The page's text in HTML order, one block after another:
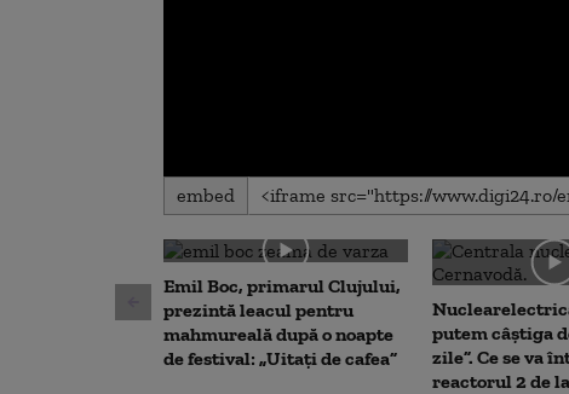
0
seconds
0
secondsVolume
90%
embed
Emil Boc, primarul Clujului,
prezintă leacul pentru
mahmureală după o noapte
de festival: „Uitați de cafea”
putem câștiga
zile”. Ce se va
reactorul 2 de